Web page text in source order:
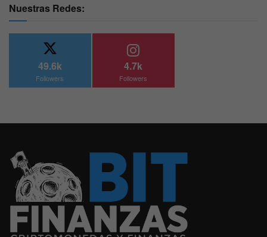
Nuestras Redes:
49.6k
Followers
4.7k
Followers